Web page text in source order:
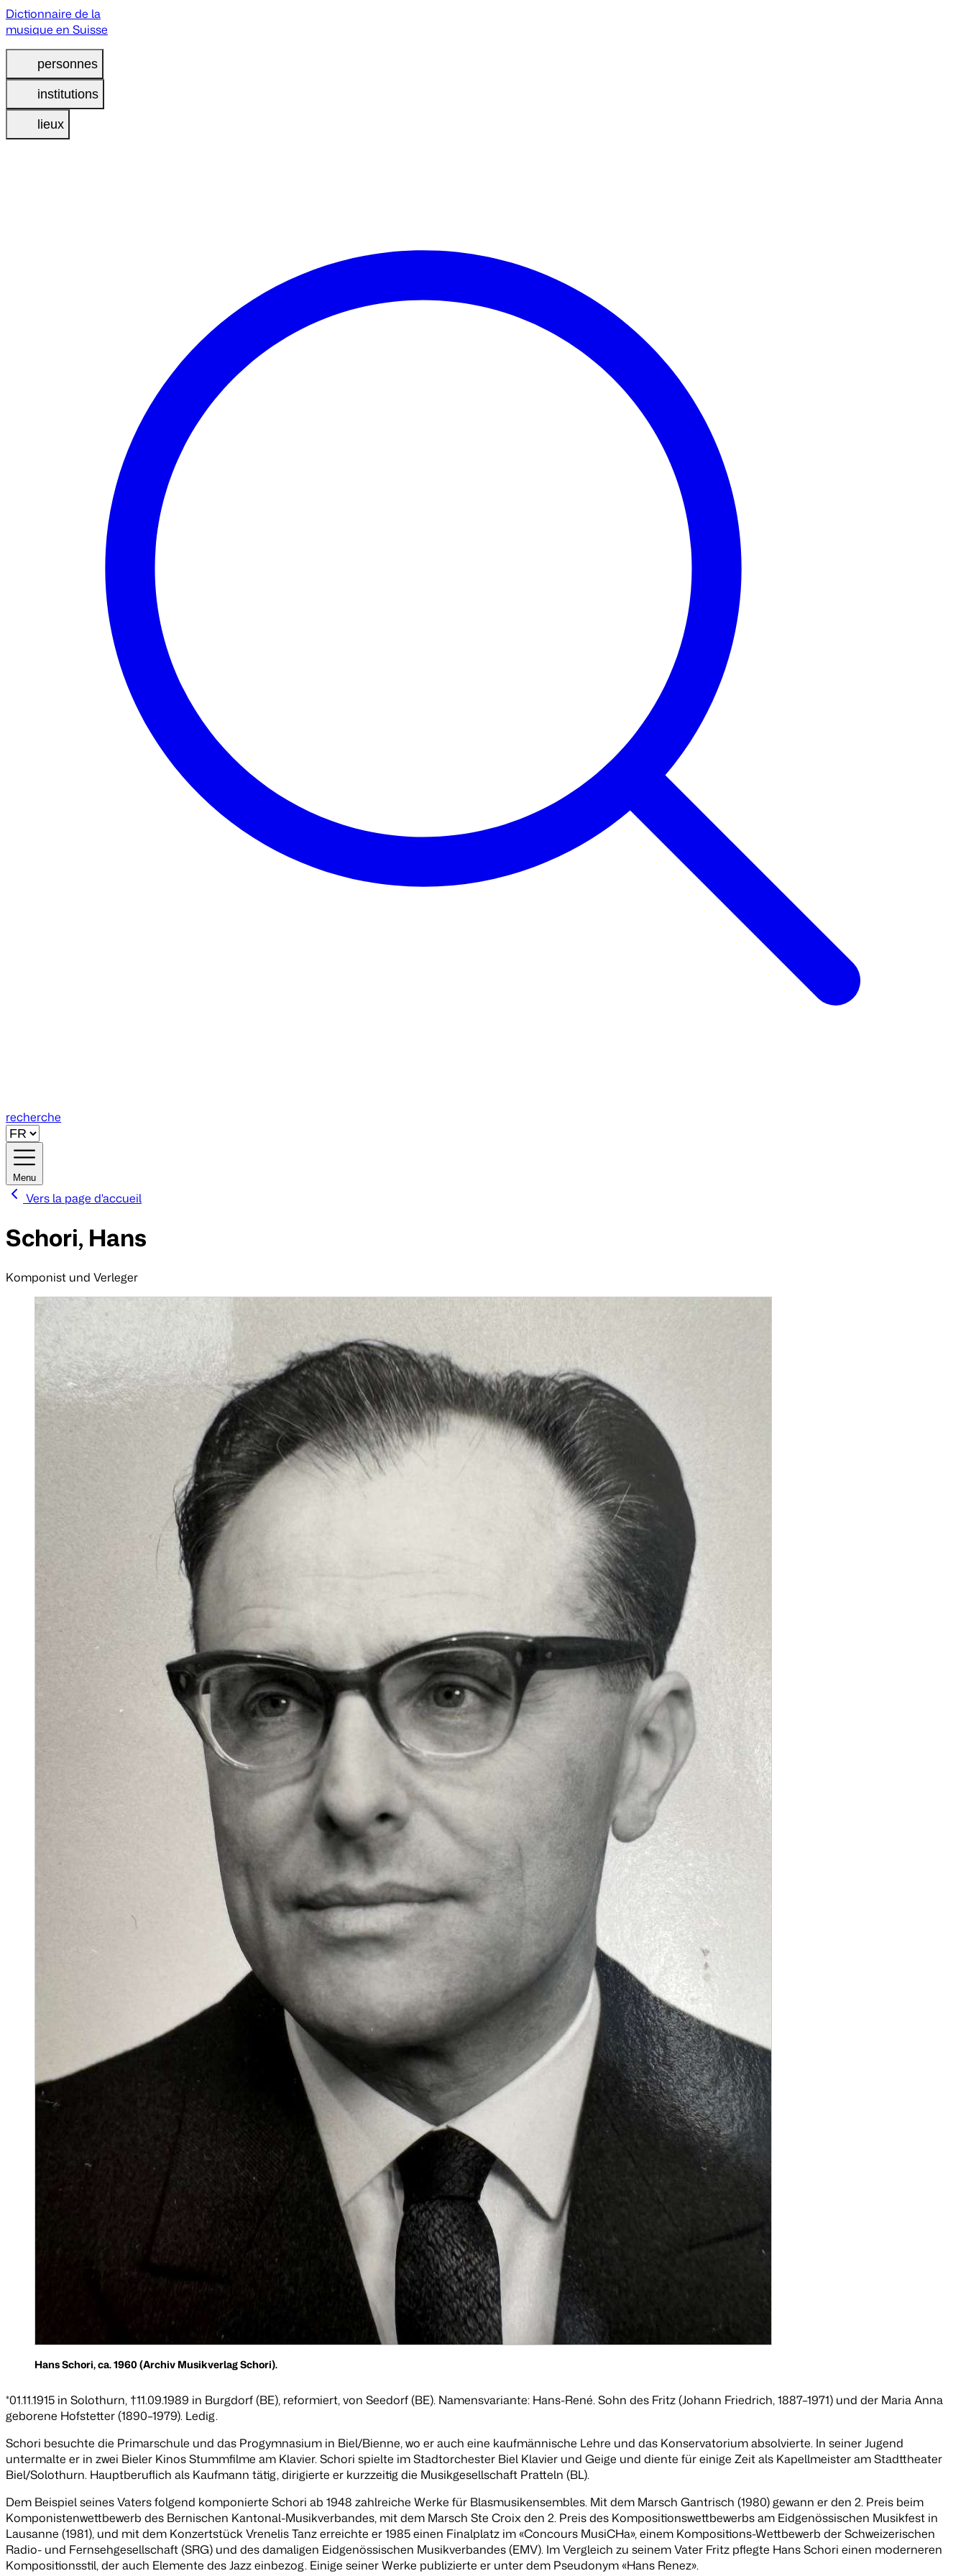
Dictionnaire de la
musique en Suisse
personnes
institutions
lieux
recherche
Menu
Vers la page d'accueil
Schori, Hans
Komponist und Verleger
Hans Schori, ca. 1960 (Archiv Musikverlag Schori).
*01.11.1915 in Solothurn, †11.09.1989 in Burgdorf (BE), reformiert, von Seedorf (BE). Namensvariante: Hans-René. Sohn des Fritz (Johann Friedrich, 1887–1971) und der Maria Anna
geborene Hofstetter (1890–1979). Ledig.
Schori besuchte die Primarschule und das Progymnasium in Biel/Bienne, wo er auch eine kaufmännische Lehre und das Konservatorium absolvierte. In seiner Jugend
untermalte er in zwei Bieler Kinos Stummfilme am Klavier. Schori spielte im Stadtorchester Biel Klavier und Geige und diente für einige Zeit als Kapellmeister am Stadttheater
Biel/Solothurn. Hauptberuflich als Kaufmann tätig, dirigierte er kurzzeitig die Musikgesellschaft Pratteln (BL).
Dem Beispiel seines Vaters folgend komponierte Schori ab 1948 zahlreiche Werke für Blasmusikensembles. Mit dem Marsch Gantrisch (1980) gewann er den 2. Preis beim
Komponistenwettbewerb des Bernischen Kantonal-Musikverbandes, mit dem Marsch Ste Croixden 2. Preis des Kompositionswettbewerbs am Eidgenössischen Musikfest in
Lausanne (1981), und mit dem KonzertstückVrenelis Tanzerreichte er 1985 einen Finalplatz im «Concours MusiCHa», einem Kompositions-Wettbewerb der Schweizerischen
Radio- und Fernsehgesellschaft (SRG) und des damaligen Eidgenössischen Musikverbandes (EMV). Im Vergleich zu seinem Vater Fritz pflegte Hans Schori einen moderneren
Kompositionsstil, der auch Elemente des Jazz einbezog. Einige seiner Werke publizierte er unter dem Pseudonym «Hans Renez».